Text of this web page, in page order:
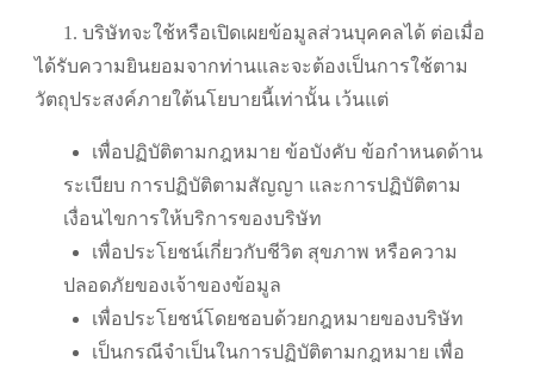
1. บริษัทจะใช้หรือเปิดเผยข้อมูลส่วนบุคคลได้ ต่อเมื่อ
ได้รับความยินยอมจากท่านและจะต้องเป็นการใช้ตาม
วัตถุประสงค์ภายใต้นโยบายนี้เท่านั้น เว้นแต่
เพื่อปฏิบัติตามกฎหมาย ข้อบังคับ ข้อกำหนดด้าน
ระเบียบ การปฏิบัติตามสัญญา และการปฏิบัติตาม
เงื่อนไขการให้บริการของบริษัท
เพื่อประโยชน์เกี่ยวกับชีวิต สุขภาพ หรือความ
ปลอดภัยของเจ้าของข้อมูล
เพื่อประโยชน์โดยชอบด้วยกฎหมายของบริษัท
เป็นกรณีจำเป็นในการปฏิบัติตามกฎหมาย เพื่อ